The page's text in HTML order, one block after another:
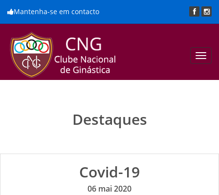
Mantenha-se em contacto
Destaques
Covid-19
06 mai 2020